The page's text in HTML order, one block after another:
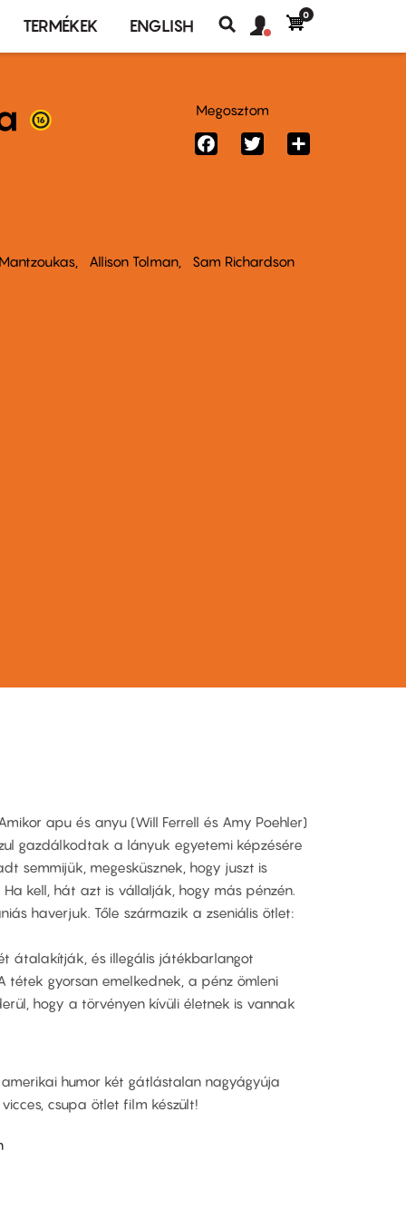
TERMÉKEK ENGLISH
Keresés
fiók
Felhasználói
0
Allison Tolman Sam Richardson
Megosztom
FacebookTwitter
apu és anyu (Will Ferrell és Amy Poehler)
gazdálkodtak a lányuk egyetemi képzésére
semmijük, megesküsznek, hogy juszt is
kell, hát azt is vállalják, hogy más pénzén.
haverjuk. Tőle származik a zseniális ötlet:
átalakítják, és illegális játékbarlangot
tétek gyorsan emelkednek, a pénz ömleni
hogy a törvényen kívüli életnek is vannak
amerikai humor két gátlástalan nagyágyúja
csupa ötlet film készült!